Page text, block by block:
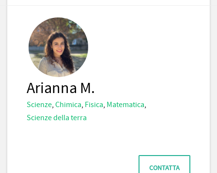
Arianna M.
Scienze, Chimica, Fisica, Matematica,
Scienze della terra
CONTATTA